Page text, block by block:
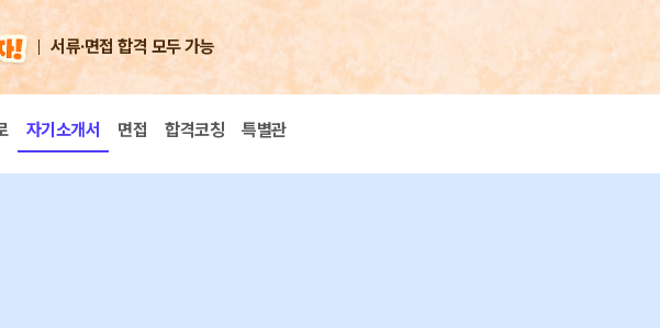
서류·면접 합격 모두 가능
자기소개서 면접 합격코칭 특별관